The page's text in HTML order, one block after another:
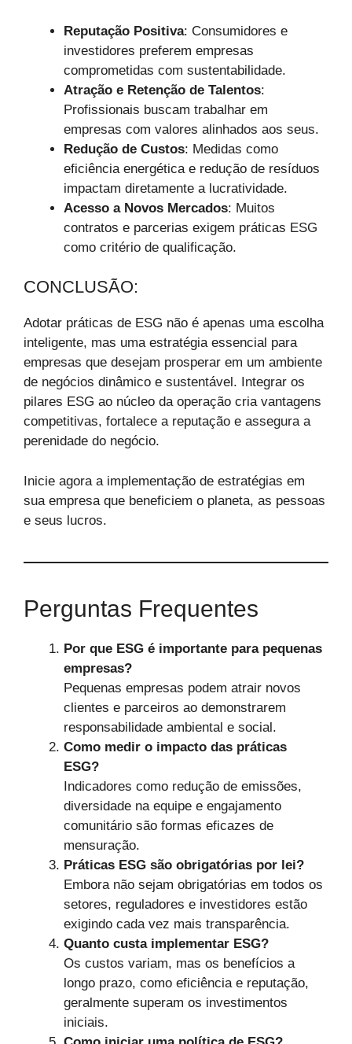
Reputação Positiva: Consumidores e
investidores preferem empresas
comprometidas com sustentabilidade.
Atração e Retenção de Talentos:
Profissionais buscam trabalhar em
empresas com valores alinhados aos seus.
Redução de Custos: Medidas como
eficiência energética e redução de resíduos
impactam diretamente a lucratividade.
Acesso a Novos Mercados: Muitos
contratos e parcerias exigem práticas ESG
como critério de qualificação.
CONCLUSÃO:
Adotar práticas de ESG não é apenas uma escolha
inteligente, mas uma estratégia essencial para
empresas que desejam prosperar em um ambiente
de negócios dinâmico e sustentável. Integrar os
pilares ESG ao núcleo da operação cria vantagens
competitivas, fortalece a reputação e assegura a
perenidade do negócio.
Inicie agora a implementação de estratégias em
sua empresa que beneficiem o planeta, as pessoas
e seus lucros.
Perguntas Frequentes
Por que ESG é importante para pequenas
empresas?
Pequenas empresas podem atrair novos
clientes e parceiros ao demonstrarem
responsabilidade ambiental e social.
Como medir o impacto das práticas
ESG?
Indicadores como redução de emissões,
diversidade na equipe e engajamento
comunitário são formas eficazes de
mensuração.
Práticas ESG são obrigatórias por lei?
Embora não sejam obrigatórias em todos os
setores, reguladores e investidores estão
exigindo cada vez mais transparência.
Quanto custa implementar ESG?
Os custos variam, mas os benefícios a
longo prazo, como eficiência e reputação,
geralmente superam os investimentos
iniciais.